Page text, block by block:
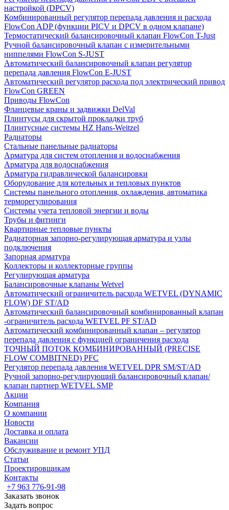
настройкой (DPCV)
Комбинированный регулятор перепада давления и расхода
FlowСon ADP (функции PICV и DPCV в одном клапане)
Термостатический балансировочный клапан FlowСon T-Just
Ручной балансировочный клапан с измерительными
ниппелями FlowСon S-JUST
Автоматический балансировочный клапан регулятор
перепада давления FlowСon E-JUST
Автоматический регулятор расхода под электрический привод
FlowСon GREEN
Приводы FlowCon
Фланцевые краны и задвижки DelVal
Плинтусы для скрытой прокладки труб
Плинтусные системы HZ Hans-Weitzel
Радиаторы
Стальные панельные радиаторы
Арматура для систем отопления и водоснабжения
Арматура для водоснабжения
Арматура гидравлической балансировки
Оборудование для котельных и тепловых пунктов
Системы панельного отопления, охлаждения, автоматика
терморегулирования
Системы учета тепловой энергии и воды
Трубы и фитинги
Квартирные тепловые пункты
Радиаторная запорно-регулирующая арматура и узлы
подключения
Запорная арматура
Коллекторы и коллекторные группы
Регулирующая арматура
Балансировочные клапаны Wetvel
Автоматический ограничитель расхода WETVEL (DYNAMIC
FLOW) DF ST/AD
Автоматический балансировочный комбинированный клапан
-ограничитель расхода WETVEL PF ST/AD
Автоматический комбинированный клапан – регулятор
перепада давления с функцией ограничения расхода
ТОЧНЫЙ ПОТОК КОМБИНИРОВАННЫЙ (PRECISE
FLOW COMBIТNED) PFC
Регулятор перепада давления WETVEL DPR SM/ST/AD
Ручной запорно-регулирующий балансировочный клапан/
клапан партнер WETVEL SMP
Акции
Компания
О компании
Новости
Доставка и оплата
Вакансии
Обслуживание и ремонт УПД
Статьи
Проектировщикам
Контакты
+7 963 776-91-98
Заказать звонок
Задать вопрос